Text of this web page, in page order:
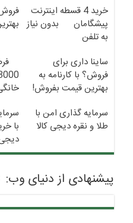
خرید 4 قسطه اینترنت
پیشگامان
بدون نیاز
به تلفن
ساینا داری برای
فروش؟ با کارنامه به
بهترین قیمت بفروش!
سرمایه گذاری امن با
طلا و نقره دیجی کالا
با
پیشنهادی از دنیای وب: